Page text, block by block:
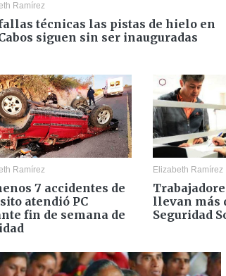
Ramírez
técnicas las pistas de hielo en
siguen sin ser inauguradas
Ramírez
7 accidentes de
atendió PC
fin de semana de
Elizabeth Ramírez
llevan más
Seguridad